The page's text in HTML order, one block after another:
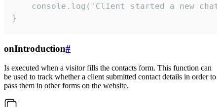
console.log('Client started a new
}
onIntroduction#
Is executed when a visitor fills the contacts form. This function can
be used to track whether a client submitted contact details in order to
pass them in other forms on the website.